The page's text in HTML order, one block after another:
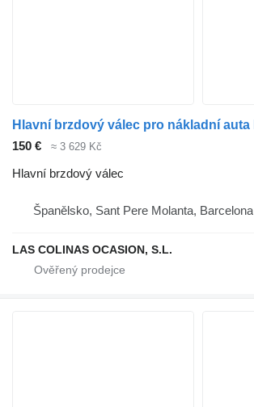
150 € ≈ 3 629 Kč
Hlavní brzdový válec
Španělsko, Sant Pere Molanta, Barcelona
LAS COLINAS OCASION, S.L.